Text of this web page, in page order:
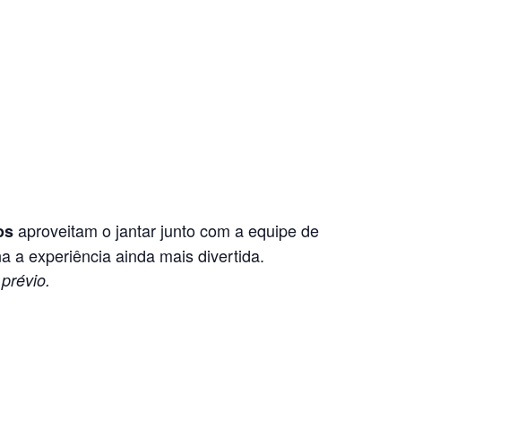
aproveitam o jantar junto com a equipe de
a experiência ainda mais divertida.